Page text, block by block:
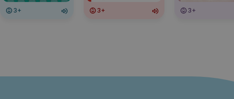
3+ 3+ 3+